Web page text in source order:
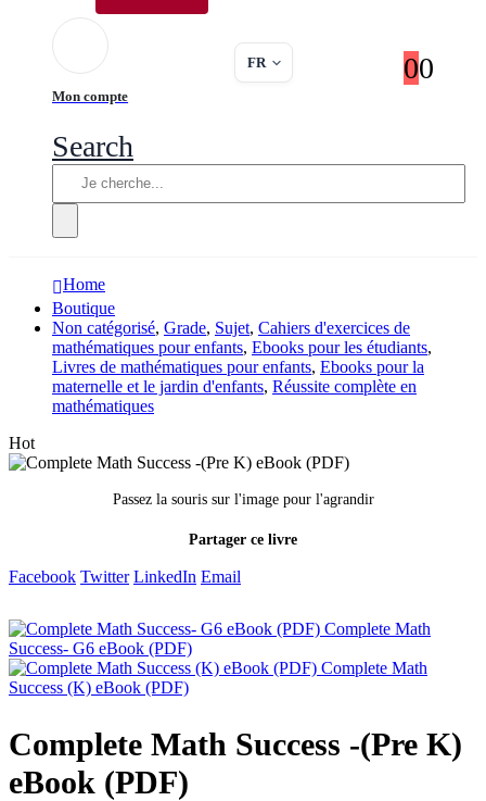
Mon compte
FR 00
Search
Home
Boutique
Non catégorisé, Grade, Sujet, Cahiers d'exercices de
mathématiques pour enfants, Ebooks pour les étudiants,
Livres de mathématiques pour enfants, Ebooks pour la
maternelle et le jardin d'enfants, Réussite complète en
mathématiques
Hot
Passez la souris sur l'image pour l'agrandir
Partager ce livre
Facebook Twitter LinkedIn Email
Complete Math
Success- G6 eBook (PDF)
Complete Math
Success (K) eBook (PDF)
Complete Math Success -(Pre K)
eBook (PDF)